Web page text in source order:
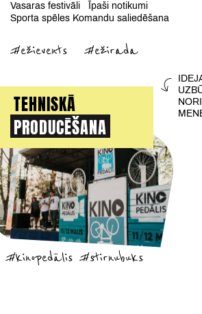
Vasaras festivāli
Īpaši notikumi
Sporta spēles Komandu saliedēšana
#ežievents #ežirada
TEHNISKĀ
PRODUCĒŠANA
#kinopedālis #stirnubuks